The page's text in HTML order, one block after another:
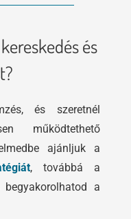
és
és szeretnél
működtethető
ajánljuk a
, továbbá a
a